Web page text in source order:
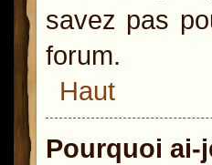
savez pas
forum.
Haut
Pourquoi ai-